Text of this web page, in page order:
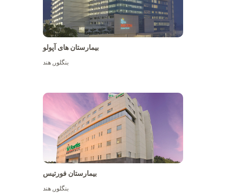
بیمارستان های آپولو
بنگلور,هند
بیمارستان فورتیس
بنگلور,هند